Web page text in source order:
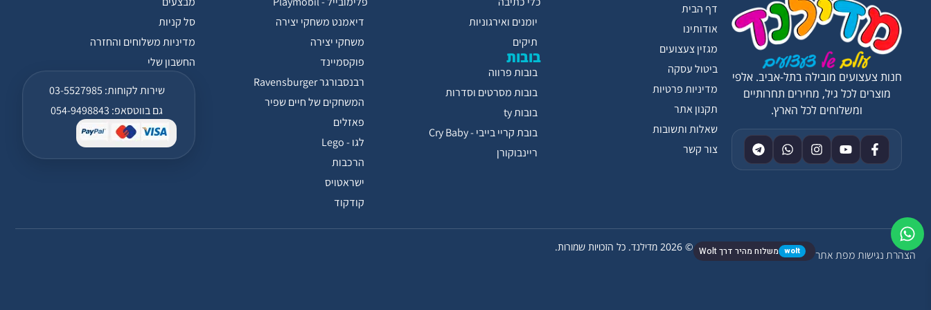
הצהרת נגישותמפת אתר wolt משלוח מהיר דרך Wolt © 2026 מדילנד. כל הזכויות שמורות.
סל קניות
מדיניות משלוחים והחזרה
החשבון שלי
שירות לקוחות: 03-5527985
גם בווטסאפ: 054-9498843
דיאמנט משחקי יצירה
משחקי יצירה
פוקסמיינד
רבנסבורגר Ravensburger
המשחקים של חיים שפיר
פאזלים
לגו - Lego
הרכבות
ישראטויס
קודקוד
יומנים ואירגוניות
תיקים
בובות
בובות פרווה
בובות מסרטים וסדרות
בובות ty
בובת קריי בייבי - Cry Baby
ריינבוקורן
דף הבית
אודותינו
מגזין צעצועים
ביטול עסקה
מדיניות פרטיות
תקנון אתר
שאלות ותשובות
צור קשר
חנות צעצועים מובילה בתל-אביב. אלפי
מוצרים לכל גיל, מחירים תחרותיים
ומשלוחים לכל הארץ.